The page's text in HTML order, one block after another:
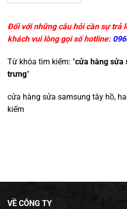
Đối với những câu hỏi cần sự trả
khách vui lòng gọi số hotline:
Từ khóa tìm kiếm: "cửa hàng sửa
trưng"
cửa hàng sửa samsung tây hồ,
kiếm
VỀ CÔNG TY